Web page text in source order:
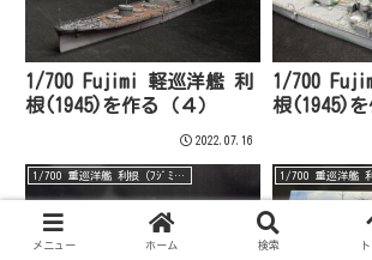
1/700 Fujimi 軽巡洋艦 利
根(1945)を作る（４）
2022.07.16
1/700
根(1945)を
1/700 重巡洋艦 利根（ﾌｼﾞﾐ・完）
メニュー ホーム 検索